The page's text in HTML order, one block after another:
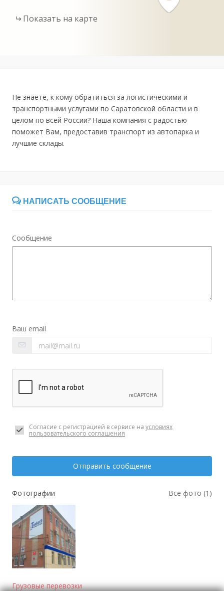
Показать на карте
Не знаете, к кому обратиться за логистическими и
транспортными услугами по Саратовской области и в
целом по всей России? Наша компания с радостью
поможет Вам, предоставив транспорт из автопарка и
лучшие склады.
НАПИСАТЬ СООБЩЕНИЕ
Сообщение
Ваш email
Согласие с регистрацией в сервисе на условиях
пользовательского соглашения
Отправить сообщение
Фотографии Все фото (1)
Грузовые перевозки